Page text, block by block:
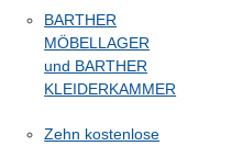
BARTHER
MÖBELLAGER
und BARTHER
KLEIDERKAMMER
Zehn kostenlose